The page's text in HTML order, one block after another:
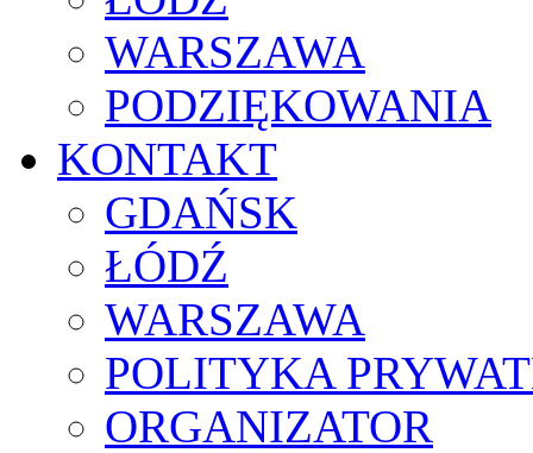
WARSZAWA
PODZIĘKOWANIA
KONTAKT
GDAŃSK
ŁÓDŹ
WARSZAWA
POLITYKA
ORGANIZATOR